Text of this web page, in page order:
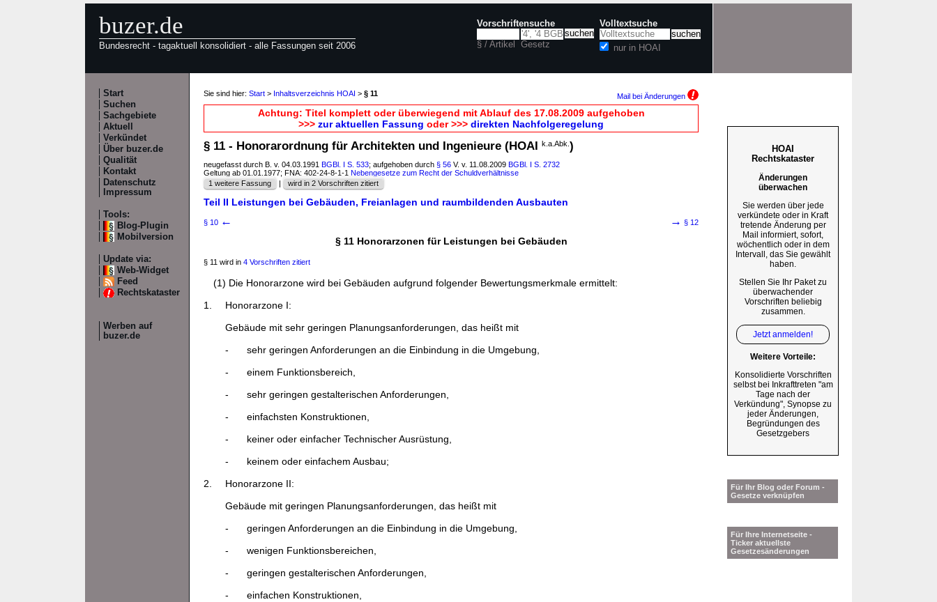
buzer.de
Bundesrecht - tagaktuell konsolidiert - alle Fassungen seit 2006
Vorschriftensuche
§ / Artikel Gesetz
Volltextsuche
nur in HOAI
Start
Suchen
Sachgebiete
Aktuell
Verkündet
Über buzer.de
Qualität
Kontakt
Datenschutz
Impressum
Tools:
Blog-Plugin
Mobilversion
Update via:
Web-Widget
Feed
Rechtskataster
Werben auf
buzer.de
Sie sind hier: Start > Inhaltsverzeichnis HOAI > § 11 Mail bei Änderungen
Achtung: Titel komplett oder überwiegend mit Ablauf des 17.08.2009 aufgehoben
>>> zur aktuellen Fassung oder >>> direkten Nachfolgeregelung
§ 11 - Honorarordnung für Architekten und Ingenieure (HOAI k.a.Abk. )
neugefasst durch B. v. 04.03.1991 BGBl. I S. 533; aufgehoben durch § 56 V. v. 11.08.2009 BGBl. I S. 2732
Geltung ab 01.01.1977; FNA: 402-24-8-1-1 Nebengesetze zum Recht der Schuldverhältnisse
1 weitere Fassung
| wird in 2 Vorschriften zitiert
Teil II Leistungen bei Gebäuden, Freianlagen und raumbildenden Ausbauten
§ 10 ← → § 12
§ 11 Honorarzonen für Leistungen bei Gebäuden
§ 11 wird in 4 Vorschriften zitiert
(1) Die Honorarzone wird bei Gebäuden aufgrund folgender Bewertungsmerkmale ermittelt:
1.
Honorarzone I:
Gebäude mit sehr geringen Planungsanforderungen, das heißt mit
-
sehr geringen Anforderungen an die Einbindung in die Umgebung,
-
einem Funktionsbereich,
-
sehr geringen gestalterischen Anforderungen,
-
einfachsten Konstruktionen,
-
keiner oder einfacher Technischer Ausrüstung,
-
keinem oder einfachem Ausbau;
2.
Honorarzone II:
Gebäude mit geringen Planungsanforderungen, das heißt mit
-
geringen Anforderungen an die Einbindung in die Umgebung,
-
wenigen Funktionsbereichen,
-
geringen gestalterischen Anforderungen,
-
einfachen Konstruktionen,
HOAI
Rechtskataster
Änderungen
überwachen
Sie werden über jede
verkündete oder in Kraft
tretende Änderung per
Mail informiert, sofort,
wöchentlich oder in dem
Intervall, das Sie gewählt
haben.
Stellen Sie Ihr Paket zu
überwachender
Vorschriften beliebig
zusammen.
Jetzt anmelden!
Weitere Vorteile:
Konsolidierte Vorschriften
selbst bei Inkrafttreten "am
Tage nach der
Verkündung", Synopse zu
jeder Änderungen,
Begründungen des
Gesetzgebers
Für Ihr Blog oder Forum -
Gesetze verknüpfen
Für Ihre Internetseite -
Ticker aktuellste
Gesetzesänderungen